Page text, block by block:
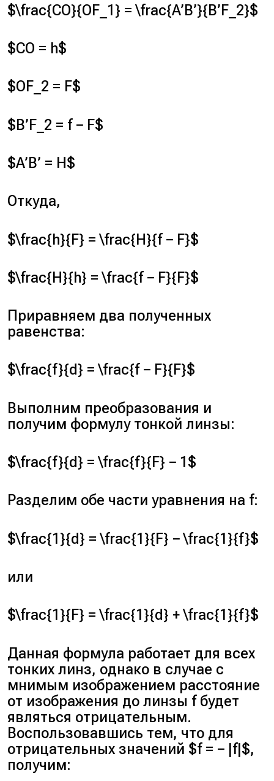
$\frac{CO}{OF_1} = \frac{A’B’}{B’F_2}$
$CO = h$
$OF_2 = F$
$B’F_2 = f − F$
$A’B’ = H$
Откуда,
$\frac{h}{F} = \frac{H}{f − F}$
$\frac{H}{h} = \frac{f − F}{F}$
Приравняем два полученных
равенства:
$\frac{f}{d} = \frac{f − F}{F}$
Выполним преобразования и
получим формулу тонкой линзы:
$\frac{f}{d} = \frac{f}{F} − 1$
Разделим обе части уравнения на f:
$\frac{1}{d} = \frac{1}{F} − \frac{1}{f}$
или
$\frac{1}{F} = \frac{1}{d} + \frac{1}{f}$
Данная формула работает для всех
тонких линз, однако в случае с
мнимым изображением расстояние
от изображения до линзы f будет
являться отрицательным.
Воспользовавшись тем, что для
отрицательных значений $f = − |f|$,
получим: